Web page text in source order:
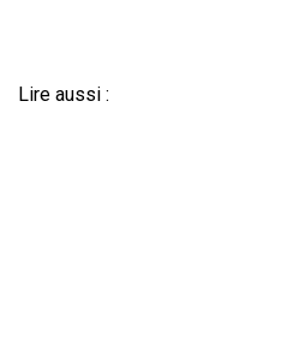
Lire aussi :